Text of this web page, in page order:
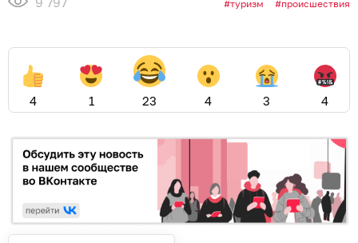
туризм происшествия
4 1 23 4 3 4